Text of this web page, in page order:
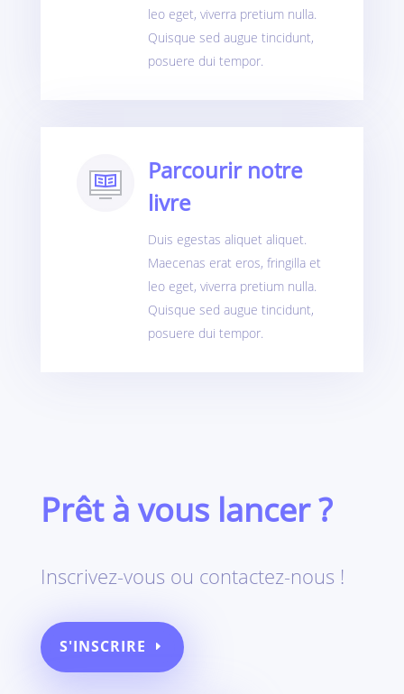
leo eget, viverra pretium nulla.
Quisque sed augue tincidunt,
posuere dui tempor.
Parcourir notre
livre
Duis egestas aliquet aliquet.
Maecenas erat eros, fringilla et
leo eget, viverra pretium nulla.
Quisque sed augue tincidunt,
posuere dui tempor.
Prêt à vous lancer ?
Inscrivez-vous ou contactez-nous !
S'INSCRIRE